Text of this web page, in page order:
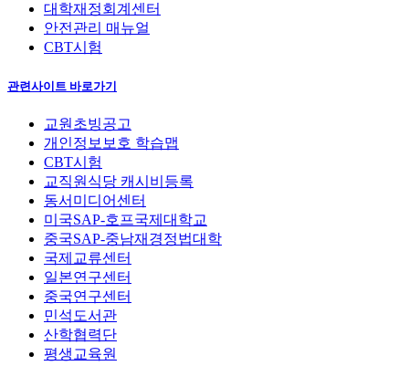
대학재정회계센터
안전관리 매뉴얼
CBT시험
관련사이트 바로가기
교원초빙공고
개인정보보호 학습맵
CBT시험
교직원식당 캐시비등록
동서미디어센터
미국SAP-호프국제대학교
중국SAP-중남재경정법대학
국제교류센터
일본연구센터
중국연구센터
민석도서관
산학협력단
평생교육원